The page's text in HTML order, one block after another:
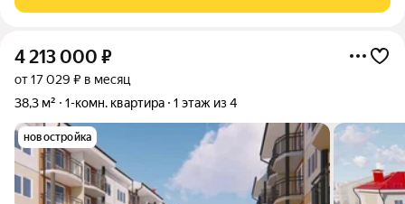
4 213 000 ₽
от 17 029 ₽ в месяц
38,3 м²
1-комн. квартира 1 этаж из 4
новостройка